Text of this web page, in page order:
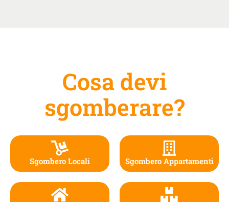
Cosa devi
sgomberare?
Sgombero Locali Sgombero Appartamenti